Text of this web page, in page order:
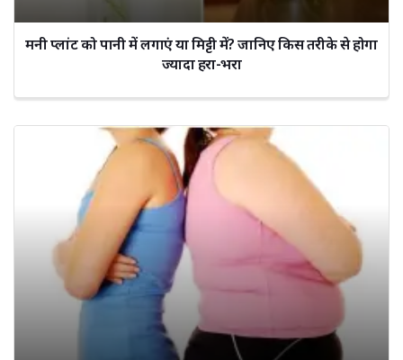
मनी प्लांट को पानी में लगाएं या मिट्टी में? जानिए किस तरीके से होगा
ज्यादा हरा-भरा